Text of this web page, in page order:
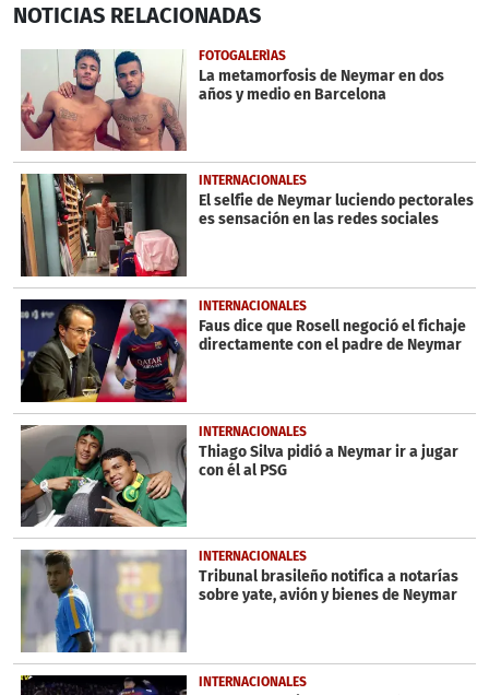
seconds
49
seconds
NOTICIAS RELACIONADAS
FOTOGALERÍAS
La metamorfosis de Neymar en dos
años y medio en Barcelona
INTERNACIONALES
El selfie de Neymar luciendo pectorales
es sensación en las redes sociales
INTERNACIONALES
Faus dice que Rosell negoció el fichaje
directamente con el padre de Neymar
INTERNACIONALES
Thiago Silva pidió a Neymar ir a jugar
con él al PSG
INTERNACIONALES
Tribunal brasileño notifica a notarías
sobre yate, avión y bienes de Neymar
INTERNACIONALES